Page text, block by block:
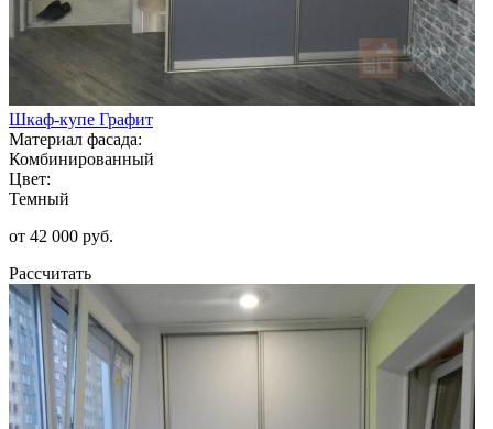
Шкаф-купе Графит
Материал фасада:
Комбинированный
Цвет:
Темный
от 42 000 руб.
Рассчитать